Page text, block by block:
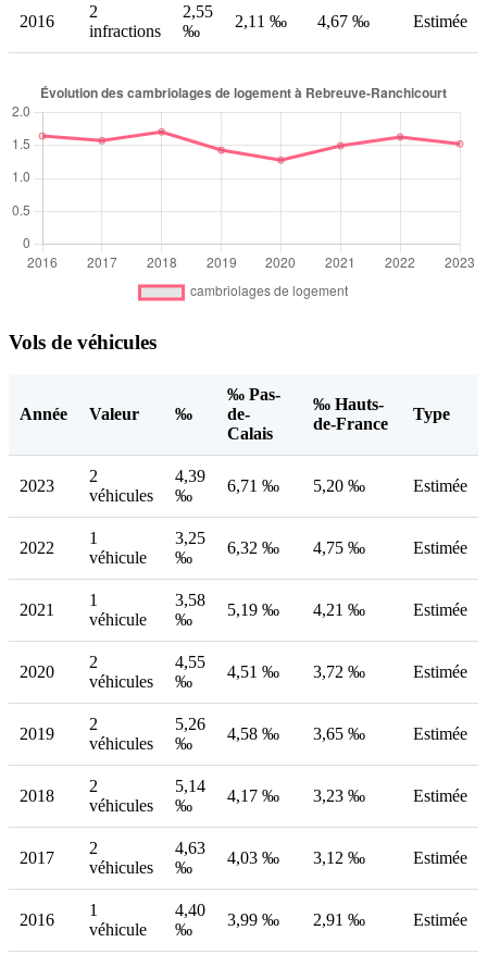
2016
2
infractions
2,55
‰
2,11 ‰ 4,67 ‰ Estimée
Vols de véhicules
Année Valeur ‰
‰ Pas-
de-
Calais
‰ Hauts-
de-France
Type
2023
2
véhicules
4,39
‰
6,71 ‰ 5,20 ‰ Estimée
2022
1
véhicule
3,25
‰
6,32 ‰ 4,75 ‰ Estimée
2021
1
véhicule
3,58
‰
5,19 ‰ 4,21 ‰ Estimée
2020
2
véhicules
4,55
‰
4,51 ‰ 3,72 ‰ Estimée
2019
2
véhicules
5,26
‰
4,58 ‰ 3,65 ‰ Estimée
2018
2
véhicules
5,14
‰
4,17 ‰ 3,23 ‰ Estimée
2017
2
véhicules
4,63
‰
4,03 ‰ 3,12 ‰ Estimée
2016
1
véhicule
4,40
‰
3,99 ‰ 2,91 ‰ Estimée